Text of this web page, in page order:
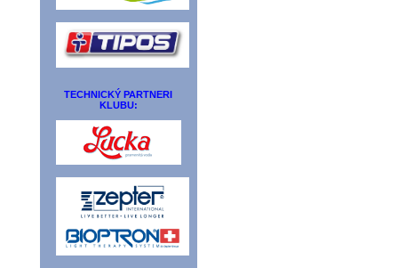
TECHNICKÝ PARTNERI
KLUBU: